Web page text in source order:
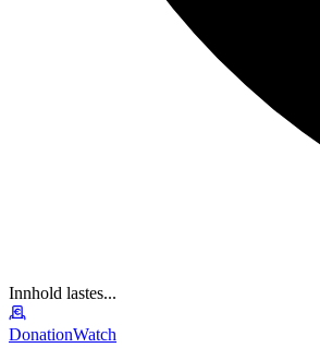
Innhold lastes...
DonationWatch